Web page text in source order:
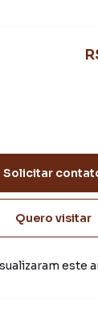
Solicitar
Quero visitar
este